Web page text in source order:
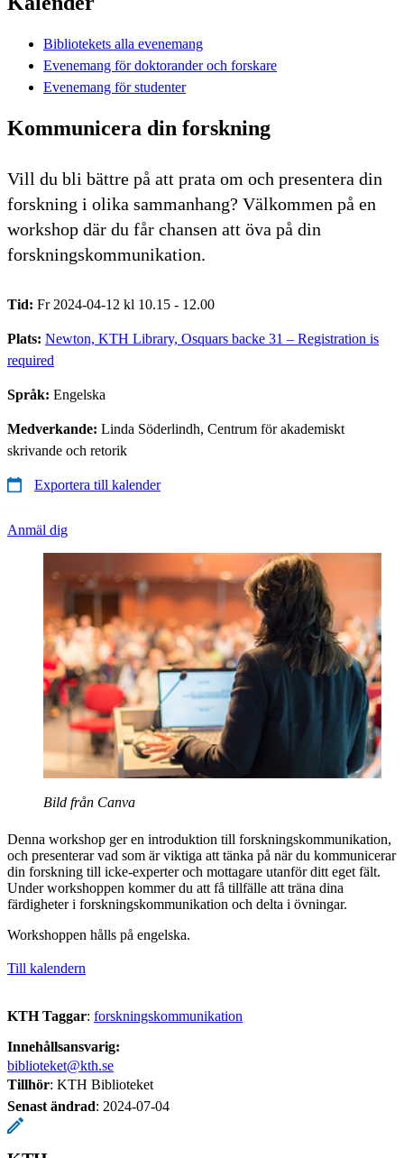
Bibliotekets alla evenemang
Evenemang för doktorander och forskare
Evenemang för studenter
Kommunicera din forskning
Vill du bli bättre på att prata om och presentera din
forskning i olika sammanhang? Välkommen på en
workshop där du får chansen att öva på din
forskningskommunikation.
Tid: Fr 2024-04-12 kl 10.15 - 12.00
Plats: Newton, KTH Library, Osquars backe 31 – Registration is
required
Språk: Engelska
Medverkande: Linda Söderlindh, Centrum för akademiskt
skrivande och retorik
Exportera till kalender
Anmäl dig
Bild från Canva
Denna workshop ger en introduktion till forskningskommunikation,
och presenterar vad som är viktiga att tänka på när du kommunicerar
din forskning till icke-experter och mottagare utanför ditt eget fält.
Under workshoppen kommer du att få tillfälle att träna dina
färdigheter i forskningskommunikation och delta i övningar.
Workshoppen hålls på engelska.
Till kalendern
KTH Taggar: forskningskommunikation
Innehållsansvarig:
biblioteket@kth.se
Tillhör: KTH Biblioteket
Senast ändrad: 2024-07-04